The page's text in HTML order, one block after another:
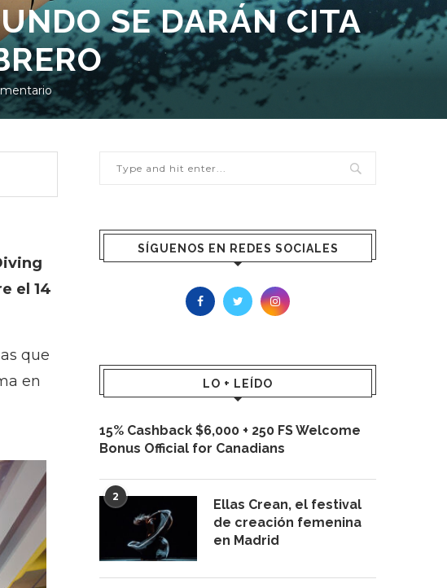
SE DARÁN CITA
el 14
que
en
SÍGUENOS EN REDES SOCIALES
LO + LEÍDO
15% Cashback $6,000 + 250 FS Welcome
Bonus Official for Canadians
2
Ellas Crean, el festival
de creación femenina
en Madrid